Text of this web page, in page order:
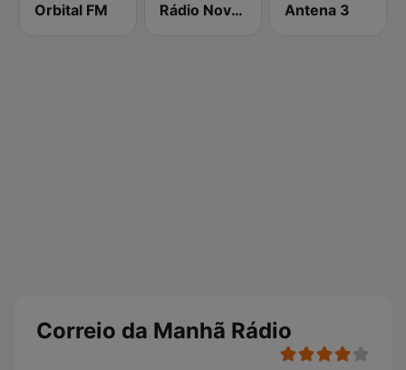
Orbital FM Rádio Nova Era Antena 3
Correio da Manhã Rádio